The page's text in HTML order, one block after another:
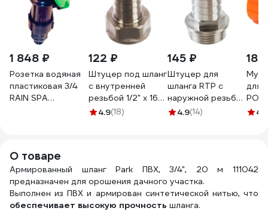
1 848 ₽
Розетка водяная
пластиковая 3/4
RAIN SPA
122 ₽
Штуцер под шланг
с внутренней
резьбой 1/2" х 16
мм СТМ CRSF1216
4.9(18)
145 ₽
Штуцер для
шланга RTP с
наружной резьбой
G 20х3/4 25157
4.9(14)
185
для
4.9
О товаре
Армированный шланг Park ПВХ, 3/4", 20 м 111042
предназначен для орошения дачного участка.
Выполнен из ПВХ и армирован синтетической нитью, что
обеспечивает высокую прочность шланга.